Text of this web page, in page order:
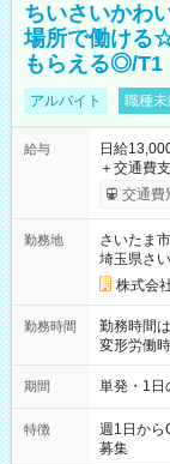
ちいさいかわ
場所で働ける
もらえる◎/T1
アルバイト 職種
給与
日給
＋交通費支給 ★交通費全額支給！ ┗案件により
いOK！
ンビニATM
交通費
勤務地
さいたま
埼玉県さ
株式会
勤務時間
勤務時間
変形労働時間制
～21：00
期間 単発・1日
特徴
週1日から
募集